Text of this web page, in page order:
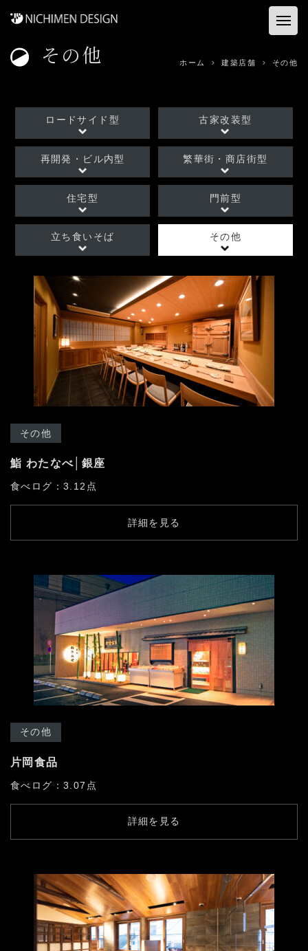
ホーム
コンサル&プロデュース
資料ダウンロード
事業内容
会社概要
03-3894-8971
受付時間9:00〜18:00 [土日祭日除く]
よくある質問 お問い合わせ
その他 ホーム 建築店舗 その他
ロードサイド型 古家改装型
再開発・ビル内型 繁華街・商店街型
住宅型 門前型
立ち食いそば その他
その他
鮨 わたなべ│銀座
食べログ：3.12点
詳細を見る
その他
片岡食品
食べログ：3.07点
詳細を見る